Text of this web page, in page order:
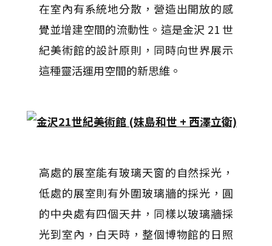
在室內有系統地分散，營造出開放的感
覺並增建空間的流動性。這是金沢 21 世
紀美術館的設計原則，同時向世界展示
這種靈活運用空間的新思維。
高處的展室能有玻璃天窗的自然採光，
低處的展室則有外圍玻璃牆的採光，圓
的中央處有四個天井，同樣以玻璃牆採
光到室內，白天時，整個博物館的日照